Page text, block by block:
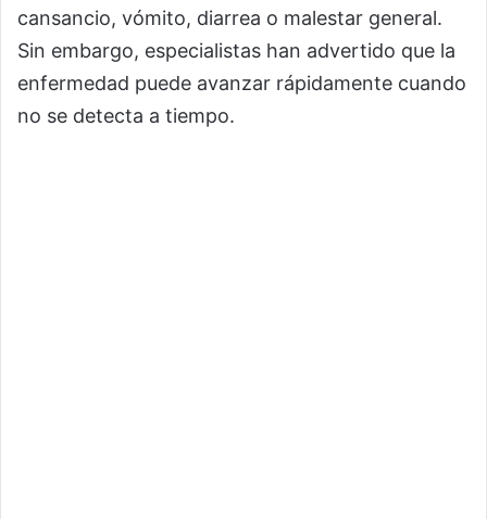
cansancio, vómito, diarrea o malestar general.
Sin embargo, especialistas han advertido que la
enfermedad puede avanzar rápidamente cuando
no se detecta a tiempo.